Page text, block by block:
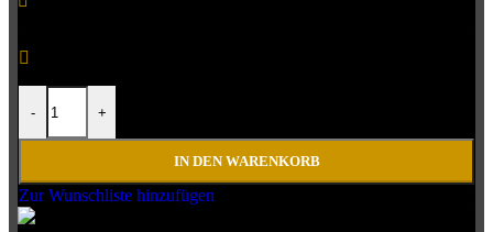
-
Getriebelagersatz Zongshen 190 ZS (15mm) Menge
+
IN DEN WARENKORB
Zur Wunschliste hinzufügen